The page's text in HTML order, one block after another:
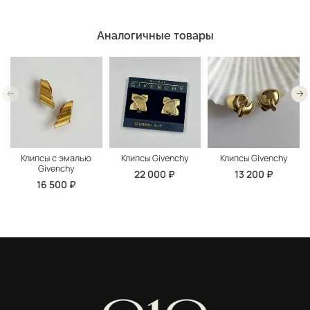
Аналогичные товары
Клипсы с эмалью
Givenchy
16 500 ₽
Клипсы Givenchy
22 000 ₽
Клипсы Givenchy
13 200 ₽